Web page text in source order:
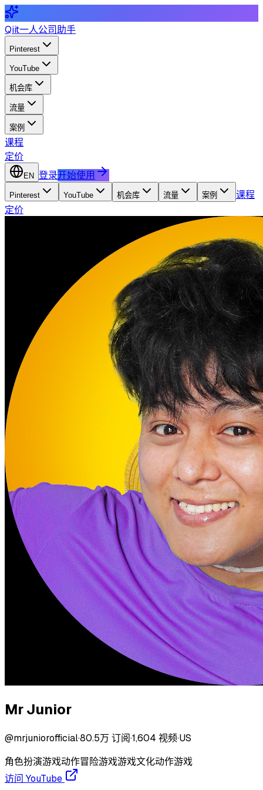
Qiit一人公司助手
Pinterest
YouTube
机会库
流量
案例
课程
定价
EN 登录开始使用
Pinterest YouTube 机会库 流量 案例
课程
定价
Mr Junior
@mrjuniorofficial·80.5万 订阅·1,604 视频·US
角色扮演游戏动作冒险游戏游戏文化动作游戏
访问 YouTube